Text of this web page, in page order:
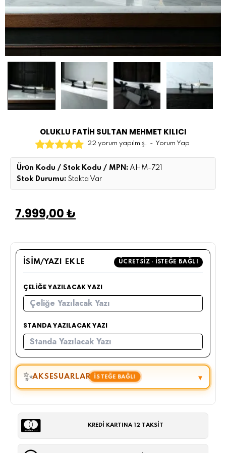
OLUKLU FATİH SULTAN MEHMET KILICI
22 yorum yapılmış. - Yorum Yap
Ürün Kodu / Stok Kodu / MPN: AHM-721
Stok Durumu: Stokta Var
7.999,00 ₺
İSIM/YAZI EKLE ÜCRETSIZ · İSTEĞE BAĞLI
ÇELIĞE YAZILACAK YAZI
STANDA YAZILACAK YAZI
✨AKSESUARLAR İSTEĞE BAĞLI ▾
KREDİ KARTINA 12 TAKSİT